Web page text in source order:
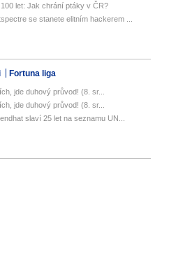
let: Jak chrání ptáky v ČR?
se stanete elitním hackerem ...
Fortuna liga
jde duhový průvod! (8. sr...
jde duhový průvod! (8. sr...
slaví 25 let na seznamu UN...